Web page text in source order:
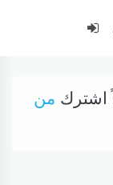
اشترك من